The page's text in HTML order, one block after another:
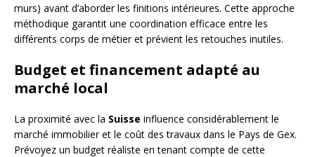
murs) avant d’aborder les finitions intérieures. Cette approche
méthodique garantit une coordination efficace entre les
différents corps de métier et prévient les retouches inutiles.
Budget et financement adapté au
marché local
La proximité avec la Suisse influence considérablement le
marché immobilier et le coût des travaux dans le Pays de Gex.
Prévoyez un budget réaliste en tenant compte de cette